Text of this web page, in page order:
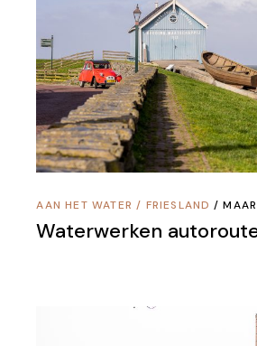
AAN HET WATER / FRIESLAND
Waterwerken